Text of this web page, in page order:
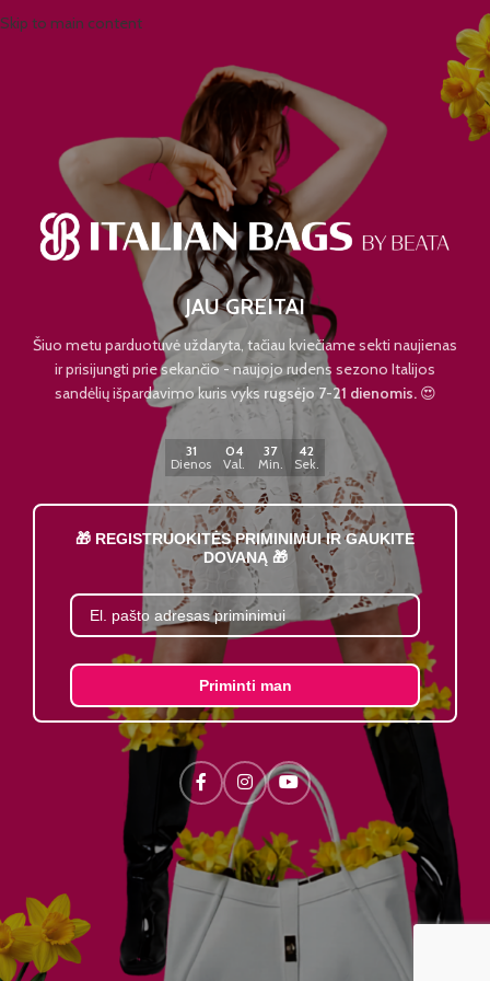
Skip to main content
JAU GREITAI
Šiuo metu parduotuvė uždaryta, tačiau kviečiame sekti naujienas
ir prisijungti prie sekančio - naujojo rudens sezono Italijos
sandėlių išpardavimo kuris vyks rugsėjo 7-21 dienomis.😍
31
Dienos
04
Val.
37
Min.
42
Sek.
🎁 REGISTRUOKITĖS PRIMINIMUI IR GAUKITE
DOVANĄ 🎁
Priminti man